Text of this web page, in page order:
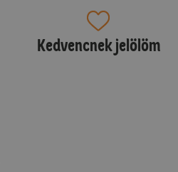
Kedvencnek jelölöm